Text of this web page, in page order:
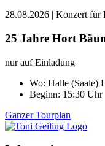
28.08.2026 | Konzert für
25 Jahre Hort
nur auf Einladung
Wo: Halle (Saale)
Beginn: 15:30 Uhr
Ganzer Tourplan